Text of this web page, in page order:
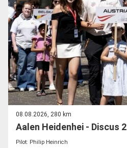
08.08.2026, 280 km
Aalen Heidenhei - Discus 2
Pilot: Philip Heinrich